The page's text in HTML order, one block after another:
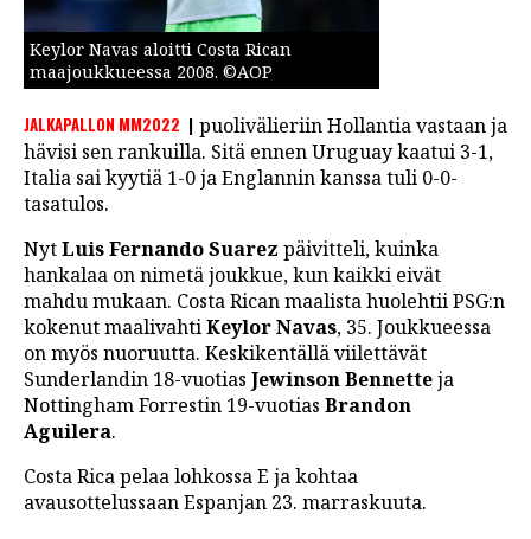
Keylor Navas aloitti Costa Rican
maajoukkueessa 2008. ©AOP
JALKAPALLON MM2022
puolivälieriin Hollantia vastaan ja
hävisi sen rankuilla. Sitä ennen Uruguay kaatui 3-1,
Italia sai kyytiä 1-0 ja Englannin kanssa tuli 0-0-
tasatulos.
NytLuis Fernando Suarez päivitteli, kuinka
hankalaa on nimetä joukkue, kun kaikki eivät
mahdu mukaan. Costa Rican maalista huolehtii PSG:n
kokenut maalivahtiKeylor Navas, 35. Joukkueessa
on myös nuoruutta. Keskikentällä viilettävät
Sunderlandin 18-vuotias Jewinson Bennetteja
Nottingham Forrestin 19-vuotias Brandon
Aguilera.
Costa Rica pelaa lohkossa E ja kohtaa
avausottelussaan Espanjan 23. marraskuuta.
KOLUMNIT